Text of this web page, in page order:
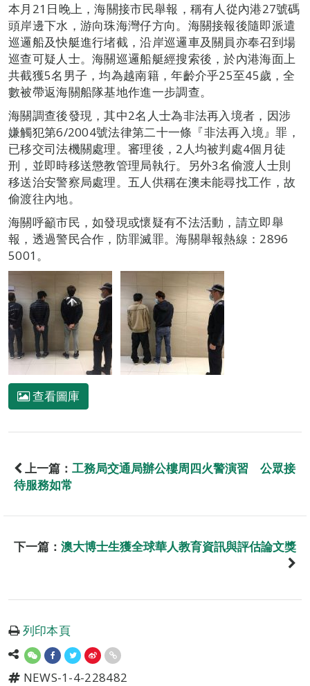
本月21日晚上，海關接市民舉報，稱有人從內港27號碼
頭岸邊下水，游向珠海灣仔方向。海關接報後隨即派遣
巡邏船及快艇進行堵截，沿岸巡邏車及關員亦奉召到場
巡查可疑人士。海關巡邏船艇經搜索後，於內港海面上
共截獲5名男子，均為越南籍，年齡介乎25至45歲，全
數被帶返海關船隊基地作進一步調查。
海關調查後發現，其中2名人士為非法再入境者，因涉
嫌觸犯第6/2004號法律第二十一條『非法再入境』罪，
已移交司法機關處理。審理後，2人均被判處4個月徒
刑，並即時移送懲教管理局執行。另外3名偷渡人士則
移送治安警察局處理。五人供稱在澳未能尋找工作，故
偷渡往內地。
海關呼籲市民，如發現或懷疑有不法活動，請立即舉
報，透過警民合作，防罪滅罪。海關舉報熱線：2896
5001。
查看圖庫
上一篇： 工務局交通局辦公樓周四火警演習 公眾接
待服務如常
下一篇： 澳大博士生獲全球華人教育資訊與評估論文獎
列印本頁
NEWS-1-4-228482